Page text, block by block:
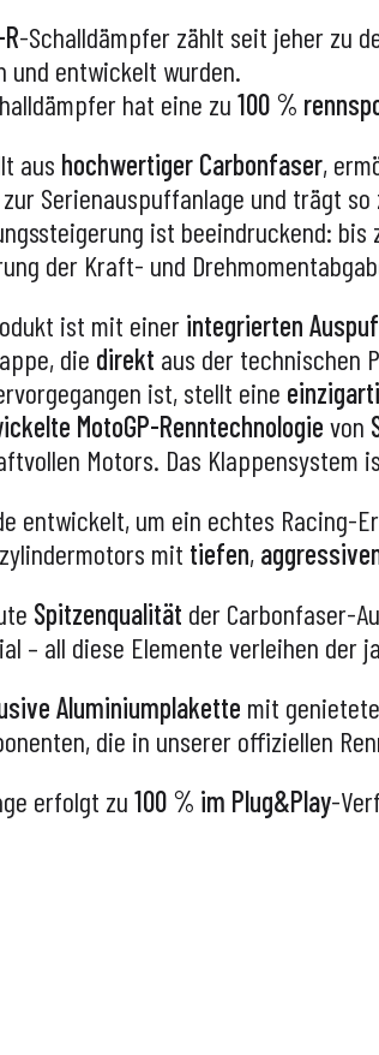
-Schalldämpfer zählt seit jeher zu
und entwickelt wurden.
hat eine zu 100 %
aus hochwertiger Carbonfaser,
Serienauspuffanlage und trägt
ist beeindruckend: bis
der Kraft- und
ist mit einer integrierten
die direkt aus der technischen
ist, stellt eine
MotoGP-Renntechnologie von
Motors. Das Klappensystem
entwickelt, um ein echtes Racing-
mit tiefen,
Spitzenqualität der Carbonfaser-
– all diese Elemente verleihen der
Aluminiumplakette mit
die in unserer offiziellen
erfolgt zu 100 % im Plug&Play-